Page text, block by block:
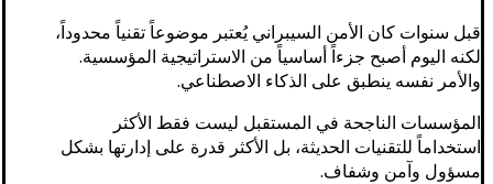
قبل سنوات كان الأمن السيبراني يُعتبر موضوعاً تقنياً محدوداً،
لكنه اليوم أصبح جزءاً أساسياً من الاستراتيجية المؤسسية.
والأمر نفسه ينطبق على الذكاء الاصطناعي.
المؤسسات الناجحة في المستقبل ليست فقط الأكثر
استخداماً للتقنيات الحديثة، بل الأكثر قدرة على إدارتها بشكل
مسؤول وآمن وشفاف.